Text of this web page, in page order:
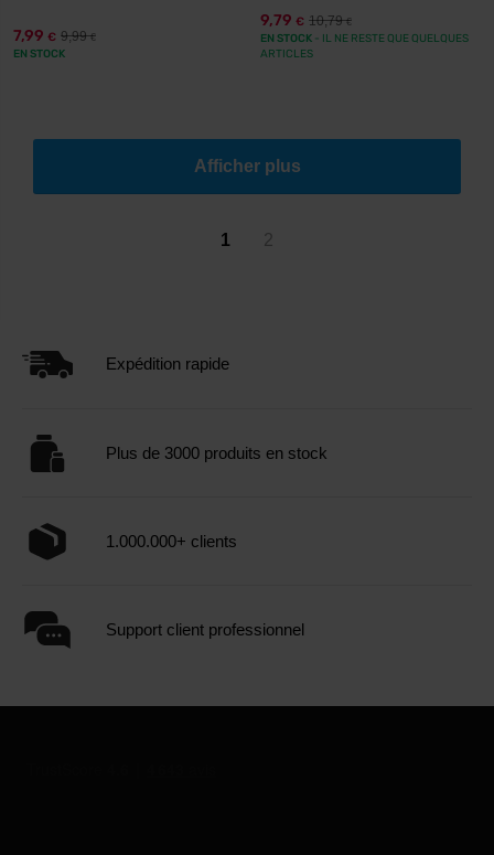
7,99 € 9,99€
EN STOCK
9,79 € 10,79€
EN STOCK - IL NE RESTE QUE QUELQUES
ARTICLES
Afficher plus
1 2
Expédition rapide
Plus de 3000 produits en stock
1.000.000+ clients
Support client professionnel